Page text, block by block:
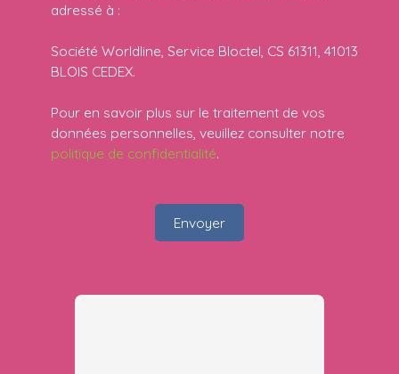
adressé à :
Société Worldline, Service Bloctel, CS 61311, 41013
BLOIS CEDEX.
Pour en savoir plus sur le traitement de vos
données personnelles, veuillez consulter notre
politique de confidentialité.
Envoyer